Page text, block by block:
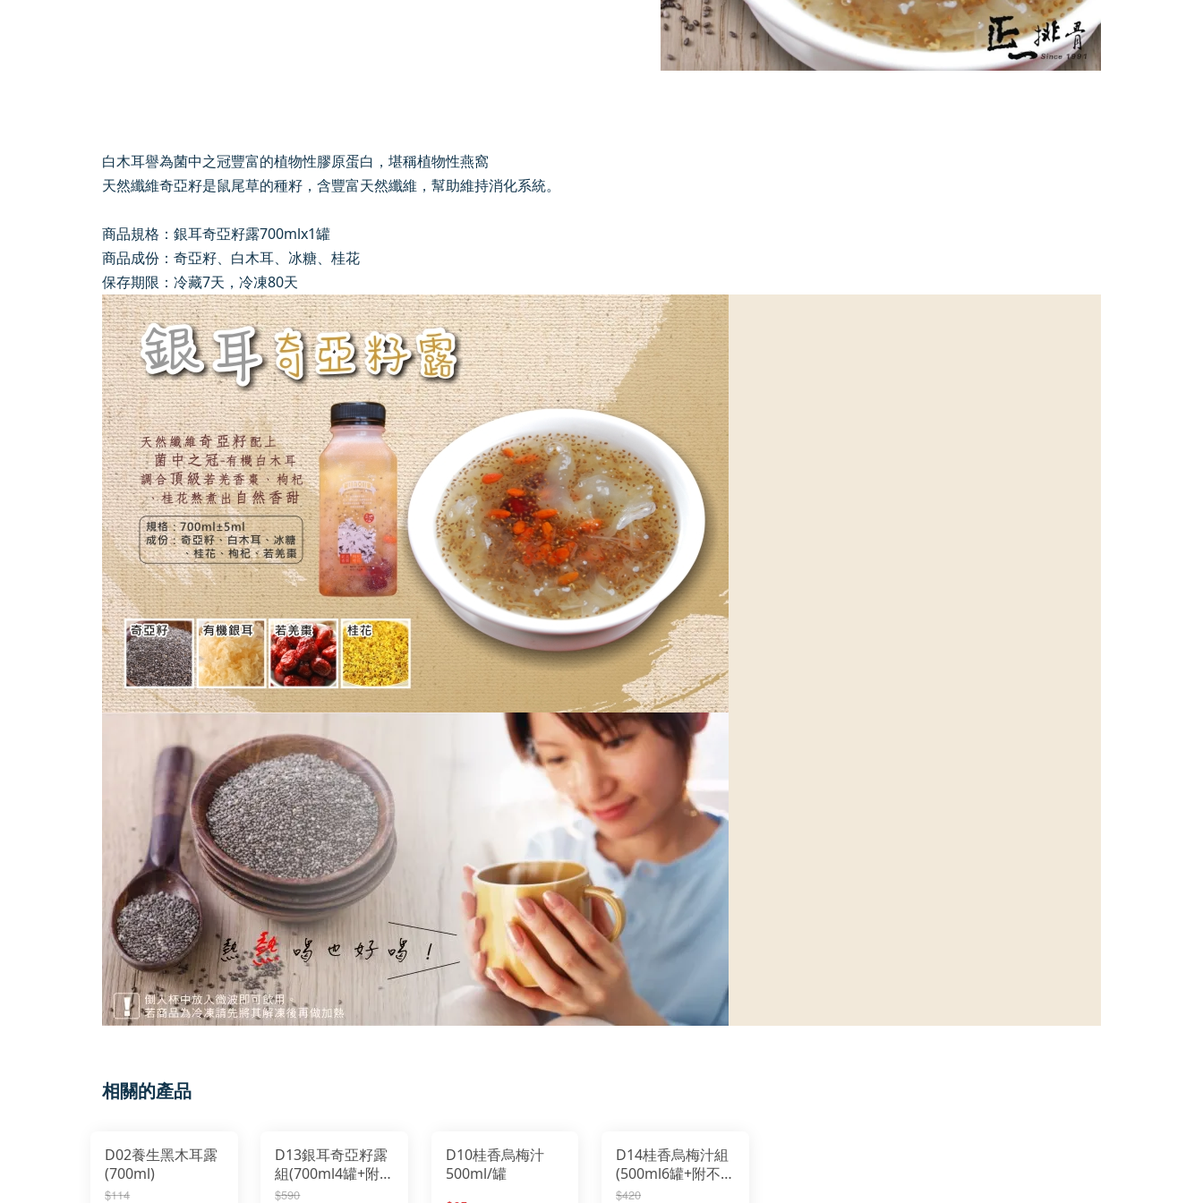
白木耳譽為菌中之冠豐富的植物性膠原蛋白，堪稱植物性燕窩
天然纖維奇亞籽是鼠尾草的種籽，含豐富天然纖維，幫助維持消化系統。
商品規格：銀耳奇亞籽露700mlx1罐
商品成份：奇亞籽、白木耳、冰糖、桂花
保存期限：冷藏7天，冷凍80天
相關的產品
D02養生黑木耳露
(700ml)
$114
D13銀耳奇亞籽露
組(700ml4罐+附
不織布袋)
$590
D10桂香烏梅汁
500ml/罐
D14桂香烏梅汁組
(500ml6罐+附不
織布袋)
$420